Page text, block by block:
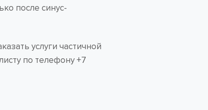
после синус-
услуги частичной
по телефону +7